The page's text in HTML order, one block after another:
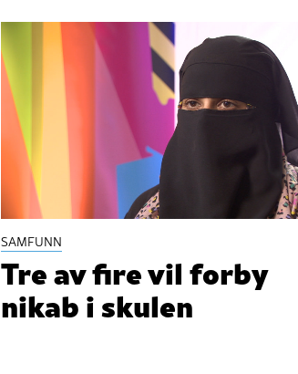
SAMFUNN
Tre av fire vil forby
nikab i skulen